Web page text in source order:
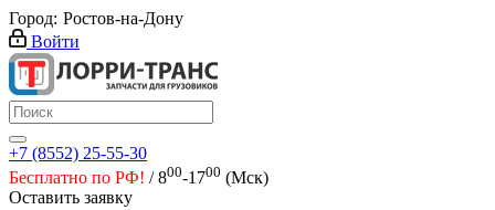
Город: Ростов-на-Дону
Войти
+7 (8552) 25-55-30
Бесплатно по РФ! / 800-1700 (Мск)
Оставить заявку